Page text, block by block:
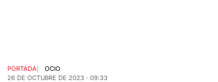
PORTADA
OCIO
26 DE OCTUBRE DE 2023 · 09:33